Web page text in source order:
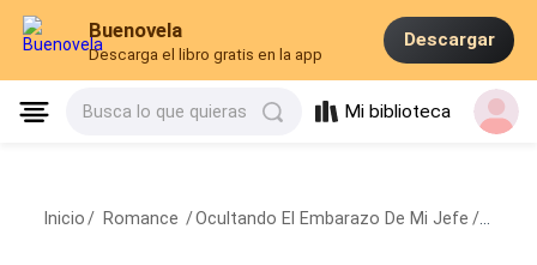
Buenovela
Descarga el libro gratis en la app
Descargar
Busca lo que quieras Mi biblioteca
Inicio / Romance /Ocultando El Embarazo De Mi Jefe /